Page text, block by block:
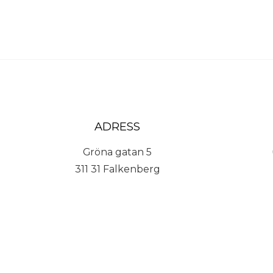
ADRESS
Gröna gatan 5
311 31 Falkenberg